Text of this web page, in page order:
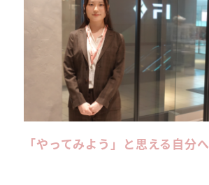
「やってみよう」と思える自分へ